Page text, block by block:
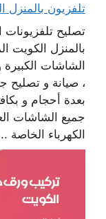
تلفزيون بالمنزل
تصليح
بالمنزل الكويت
الشاشات
، صيانة و تصليح
بعدة أحجام و
جميع الشاشات
الكهرباء الخاصة